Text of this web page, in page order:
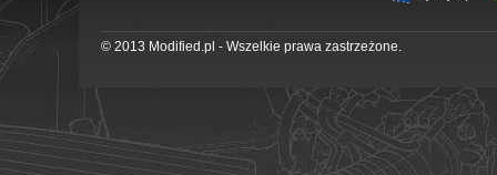
© 2013 Modified.pl - Wszelkie prawa zastrzeżone.